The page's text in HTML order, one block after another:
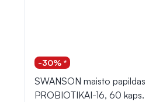
-30% *
SWANSON maisto papildas
PROBIOTIKAI-16, 60 kaps.